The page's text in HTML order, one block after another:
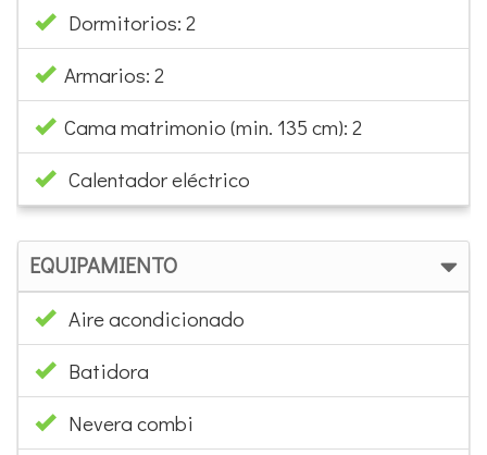
Dormitorios: 2
Armarios: 2
Cama matrimonio (min. 135 cm): 2
Calentador eléctrico
EQUIPAMIENTO
Aire acondicionado
Batidora
Nevera combi